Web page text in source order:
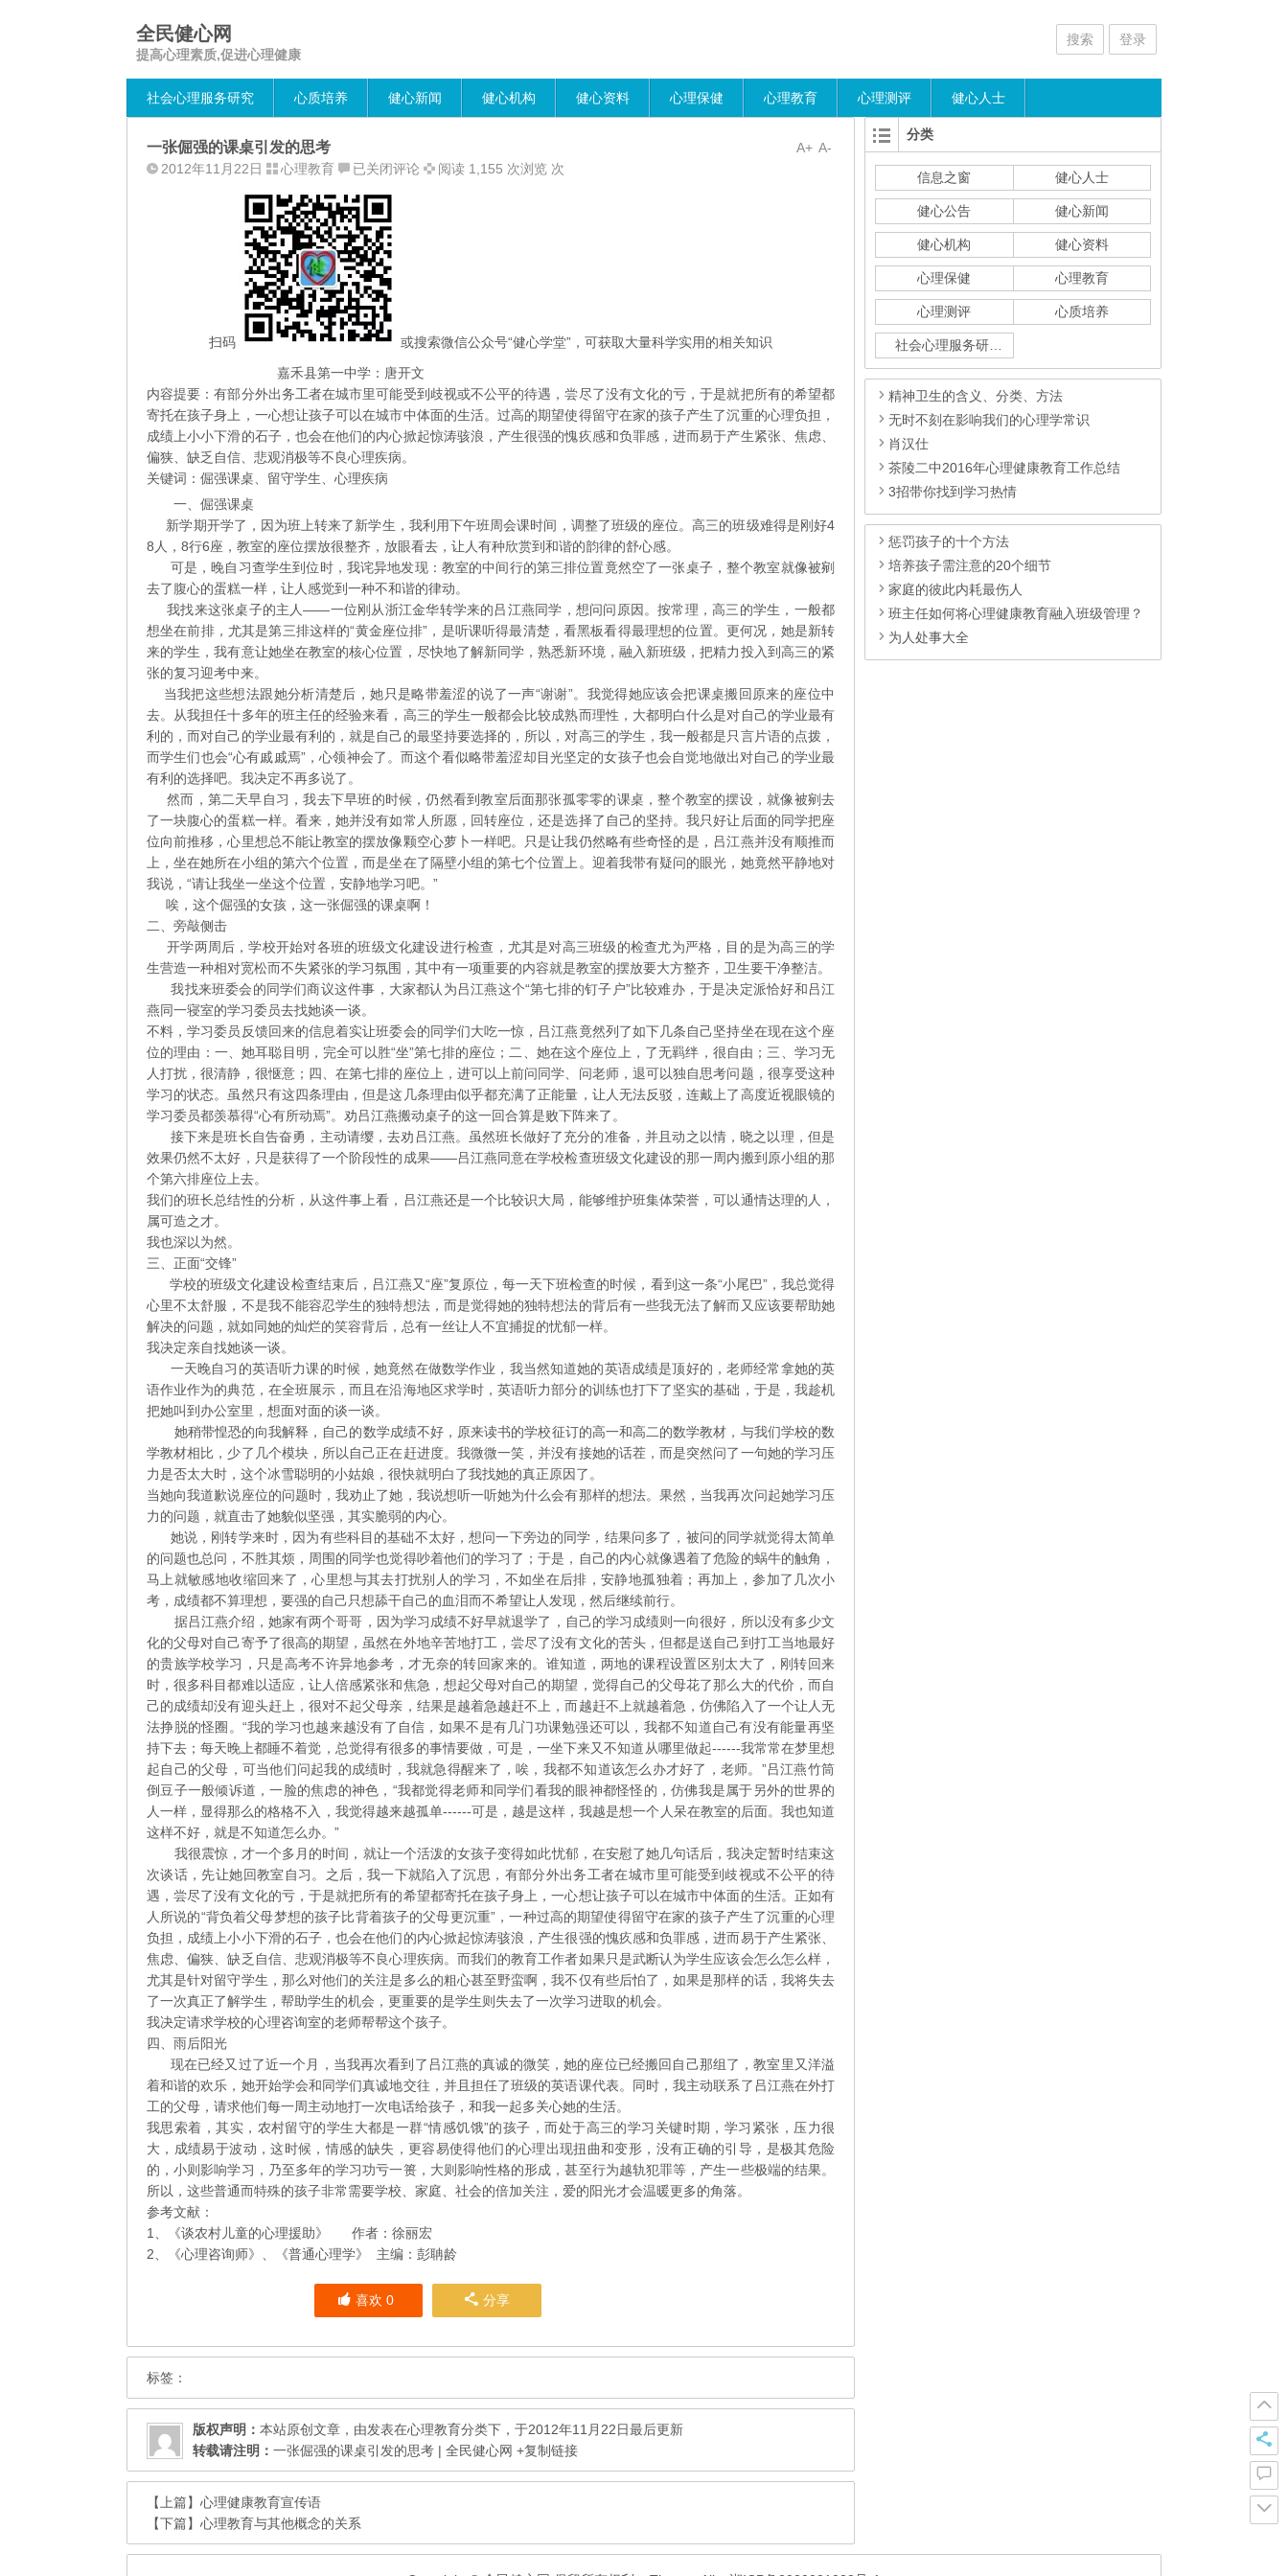
全民健心网
提高心理素质,促进心理健康
搜索 登录
社会心理服务研究 心质培养 健心新闻 健心机构 健心资料 心理保健 心理教育 心理测评 健心人士
A-
A+
一张倔强的课桌引发的思考
2012年11月22日 心理教育
一
倔
强
的
课
桌
引
发
思
考
已关闭评论 阅读 1,155 次浏览 次
扫码
或搜索微信公众号“健心学堂”，可获取大量科学实用的相关知识
嘉禾县第一中学：唐开文
内容提要：有部分外出务工者在城市里可能受到歧视或不公平的待遇，尝尽了没有文化的亏，于是就把所有的希望都
寄托在孩子身上，一心想让孩子可以在城市中体面的生活。过高的期望使得留守在家的孩子产生了沉重的心理负担，
成绩上小小下滑的石子，也会在他们的内心掀起惊涛骇浪，产生很强的愧疚感和负罪感，进而易于产生紧张、焦虑、
偏狭、缺乏自信、悲观消极等不良心理疾病。
关键词：倔强课桌、留守学生、心理疾病
一、倔强课桌
新学期开学了，因为班上转来了新学生，我利用下午班周会课时间，调整了班级的座位。高三的班级难得是刚好4
8人，8行6座，教室的座位摆放很整齐，放眼看去，让人有种欣赏到和谐的韵律的舒心感。
可是，晚自习查学生到位时，我诧异地发现：教室的中间行的第三排位置竟然空了一张桌子，整个教室就像被剜
去了腹心的蛋糕一样，让人感觉到一种不和谐的律动。
我找来这张桌子的主人——一位刚从浙江金华转学来的吕江燕同学，想问问原因。按常理，高三的学生，一般都
想坐在前排，尤其是第三排这样的“黄金座位排”，是听课听得最清楚，看黑板看得最理想的位置。更何况，她是新转
来的学生，我有意让她坐在教室的核心位置，尽快地了解新同学，熟悉新环境，融入新班级，把精力投入到高三的紧
张的复习迎考中来。
当我把这些想法跟她分析清楚后，她只是略带羞涩的说了一声“谢谢”。我觉得她应该会把课桌搬回原来的座位中
去。从我担任十多年的班主任的经验来看，高三的学生一般都会比较成熟而理性，大都明白什么是对自己的学业最有
利的，而对自己的学业最有利的，就是自己的最坚持要选择的，所以，对高三的学生，我一般都是只言片语的点拨，
而学生们也会“心有戚戚焉”，心领神会了。而这个看似略带羞涩却目光坚定的女孩子也会自觉地做出对自己的学业最
有利的选择吧。我决定不再多说了。
然而，第二天早自习，我去下早班的时候，仍然看到教室后面那张孤零零的课桌，整个教室的摆设，就像被剜去
了一块腹心的蛋糕一样。看来，她并没有如常人所愿，回转座位，还是选择了自己的坚持。我只好让后面的同学把座
位向前推移，心里想总不能让教室的摆放像颗空心萝卜一样吧。只是让我仍然略有些奇怪的是，吕江燕并没有顺推而
上，坐在她所在小组的第六个位置，而是坐在了隔壁小组的第七个位置上。迎着我带有疑问的眼光，她竟然平静地对
我说，“请让我坐一坐这个位置，安静地学习吧。”
唉，这个倔强的女孩，这一张倔强的课桌啊！
二、旁敲侧击
开学两周后，学校开始对各班的班级文化建设进行检查，尤其是对高三班级的检查尤为严格，目的是为高三的学
生营造一种相对宽松而不失紧张的学习氛围，其中有一项重要的内容就是教室的摆放要大方整齐，卫生要干净整洁。
我找来班委会的同学们商议这件事，大家都认为吕江燕这个“第七排的钉子户”比较难办，于是决定派恰好和吕江
燕同一寝室的学习委员去找她谈一谈。
不料，学习委员反馈回来的信息着实让班委会的同学们大吃一惊，吕江燕竟然列了如下几条自己坚持坐在现在这个座
位的理由：一、她耳聪目明，完全可以胜“坐”第七排的座位；二、她在这个座位上，了无羁绊，很自由；三、学习无
人打扰，很清静，很惬意；四、在第七排的座位上，进可以上前问同学、问老师，退可以独自思考问题，很享受这种
学习的状态。虽然只有这四条理由，但是这几条理由似乎都充满了正能量，让人无法反驳，连戴上了高度近视眼镜的
学习委员都羡慕得“心有所动焉”。劝吕江燕搬动桌子的这一回合算是败下阵来了。
接下来是班长自告奋勇，主动请缨，去劝吕江燕。虽然班长做好了充分的准备，并且动之以情，晓之以理，但是
效果仍然不太好，只是获得了一个阶段性的成果——吕江燕同意在学校检查班级文化建设的那一周内搬到原小组的那
个第六排座位上去。
我们的班长总结性的分析，从这件事上看，吕江燕还是一个比较识大局，能够维护班集体荣誉，可以通情达理的人，
属可造之才。
我也深以为然。
三、正面“交锋”
学校的班级文化建设检查结束后，吕江燕又“座”复原位，每一天下班检查的时候，看到这一条“小尾巴”，我总觉得
心里不太舒服，不是我不能容忍学生的独特想法，而是觉得她的独特想法的背后有一些我无法了解而又应该要帮助她
解决的问题，就如同她的灿烂的笑容背后，总有一丝让人不宜捕捉的忧郁一样。
我决定亲自找她谈一谈。
一天晚自习的英语听力课的时候，她竟然在做数学作业，我当然知道她的英语成绩是顶好的，老师经常拿她的英
语作业作为的典范，在全班展示，而且在沿海地区求学时，英语听力部分的训练也打下了坚实的基础，于是，我趁机
把她叫到办公室里，想面对面的谈一谈。
她稍带惶恐的向我解释，自己的数学成绩不好，原来读书的学校征订的高一和高二的数学教材，与我们学校的数
学教材相比，少了几个模块，所以自己正在赶进度。我微微一笑，并没有接她的话茬，而是突然问了一句她的学习压
力是否太大时，这个冰雪聪明的小姑娘，很快就明白了我找她的真正原因了。
当她向我道歉说座位的问题时，我劝止了她，我说想听一听她为什么会有那样的想法。果然，当我再次问起她学习压
力的问题，就直击了她貌似坚强，其实脆弱的内心。
她说，刚转学来时，因为有些科目的基础不太好，想问一下旁边的同学，结果问多了，被问的同学就觉得太简单
的问题也总问，不胜其烦，周围的同学也觉得吵着他们的学习了；于是，自己的内心就像遇着了危险的蜗牛的触角，
马上就敏感地收缩回来了，心里想与其去打扰别人的学习，不如坐在后排，安静地孤独着；再加上，参加了几次小
考，成绩都不算理想，要强的自己只想舔干自己的血泪而不希望让人发现，然后继续前行。
据吕江燕介绍，她家有两个哥哥，因为学习成绩不好早就退学了，自己的学习成绩则一向很好，所以没有多少文
化的父母对自己寄予了很高的期望，虽然在外地辛苦地打工，尝尽了没有文化的苦头，但都是送自己到打工当地最好
的贵族学校学习，只是高考不许异地参考，才无奈的转回家来的。谁知道，两地的课程设置区别太大了，刚转回来
时，很多科目都难以适应，让人倍感紧张和焦急，想起父母对自己的期望，觉得自己的父母花了那么大的代价，而自
己的成绩却没有迎头赶上，很对不起父母亲，结果是越着急越赶不上，而越赶不上就越着急，仿佛陷入了一个让人无
法挣脱的怪圈。“我的学习也越来越没有了自信，如果不是有几门功课勉强还可以，我都不知道自己有没有能量再坚
持下去；每天晚上都睡不着觉，总觉得有很多的事情要做，可是，一坐下来又不知道从哪里做起------我常常在梦里想
起自己的父母，可当他们问起我的成绩时，我就急得醒来了，唉，我都不知道该怎么办才好了，老师。”吕江燕竹筒
倒豆子一般倾诉道，一脸的焦虑的神色，“我都觉得老师和同学们看我的眼神都怪怪的，仿佛我是属于另外的世界的
人一样，显得那么的格格不入，我觉得越来越孤单------可是，越是这样，我越是想一个人呆在教室的后面。我也知道
这样不好，就是不知道怎么办。”
我很震惊，才一个多月的时间，就让一个活泼的女孩子变得如此忧郁，在安慰了她几句话后，我决定暂时结束这
次谈话，先让她回教室自习。之后，我一下就陷入了沉思，有部分外出务工者在城市里可能受到歧视或不公平的待
遇，尝尽了没有文化的亏，于是就把所有的希望都寄托在孩子身上，一心想让孩子可以在城市中体面的生活。正如有
人所说的“背负着父母梦想的孩子比背着孩子的父母更沉重”，一种过高的期望使得留守在家的孩子产生了沉重的心理
负担，成绩上小小下滑的石子，也会在他们的内心掀起惊涛骇浪，产生很强的愧疚感和负罪感，进而易于产生紧张、
焦虑、偏狭、缺乏自信、悲观消极等不良心理疾病。而我们的教育工作者如果只是武断认为学生应该会怎么怎么样，
尤其是针对留守学生，那么对他们的关注是多么的粗心甚至野蛮啊，我不仅有些后怕了，如果是那样的话，我将失去
了一次真正了解学生，帮助学生的机会，更重要的是学生则失去了一次学习进取的机会。
我决定请求学校的心理咨询室的老师帮帮这个孩子。
四、雨后阳光
现在已经又过了近一个月，当我再次看到了吕江燕的真诚的微笑，她的座位已经搬回自己那组了，教室里又洋溢
着和谐的欢乐，她开始学会和同学们真诚地交往，并且担任了班级的英语课代表。同时，我主动联系了吕江燕在外打
工的父母，请求他们每一周主动地打一次电话给孩子，和我一起多关心她的生活。
我思索着，其实，农村留守的学生大都是一群“情感饥饿”的孩子，而处于高三的学习关键时期，学习紧张，压力很
大，成绩易于波动，这时候，情感的缺失，更容易使得他们的心理出现扭曲和变形，没有正确的引导，是极其危险
的，小则影响学习，乃至多年的学习功亏一篑，大则影响性格的形成，甚至行为越轨犯罪等，产生一些极端的结果。
所以，这些普通而特殊的孩子非常需要学校、家庭、社会的倍加关注，爱的阳光才会温暖更多的角落。
参考文献：
1、《谈农村儿童的心理援助》 作者：徐丽宏
2、《心理咨询师》、《普通心理学》 主编：彭聃龄
喜欢0 分享
标签：
版权声明： 本站原创文章，由发表在心理教育分类下，于2012年11月22日最后更新
转载请注明： 一张倔强的课桌引发的思考 | 全民健心网 +复制链接
【上篇】 心理健康教育宣传语
【下篇】 心理教育与其他概念的关系
分类
信息之窗 健心人士
健心公告 健心新闻
健心机构 健心资料
心理保健 心理教育
心理测评 心质培养
精神卫生的含义、分类、方法
无时不刻在影响我们的心理学常识
肖汉仕
茶陵二中2016年心理健康教育工作总结
3招带你找到学习热情
惩罚孩子的十个方法
培养孩子需注意的20个细节
家庭的彼此内耗最伤人
班主任如何将心理健康教育融入班级管理？
为人处事大全